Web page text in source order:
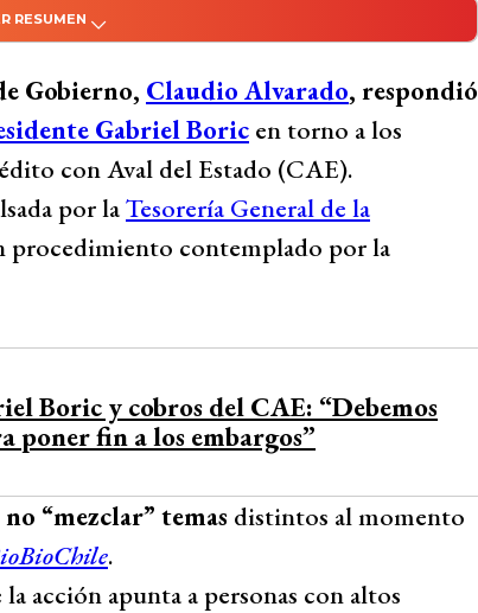
RESUMEN
Claudio Alvarado, defendió los
de Gabriel Boric, explicando que es un
de personas con altos ingresos y deudas
temas y aclaró que la medida no
bancarias. Además, vinculó el aumento
del CAE durante la administración
busca recuperar recursos para todos los
Gobierno, Claudio Alvarado, respondió
Gabriel Boric en torno a los
con Aval del Estado (CAE).
por laTesorería General de la
procedimiento contemplado por la
Boric y cobros del CAE: “Debemos
poner fin a los embargos”
“mezclar” temas distintos al momento
.
acción apunta a personas con altos